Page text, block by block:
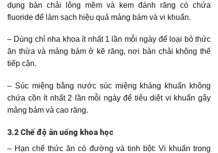
dụng bàn chải lông mềm và kem đánh răng có chứa
fluoride để làm sạch hiệu quả mảng bám và vi khuẩn.
– Dùng chỉ nha khoa ít nhất 1 lần mỗi ngày để loại bỏ thức
ăn thừa và mảng bám ở kẽ răng, nơi bàn chải không thể
tiếp cận.
– Súc miệng bằng nước súc miệng kháng khuẩn không
chứa cồn ít nhất 2 lần mỗi ngày để tiêu diệt vi khuẩn gây
mảng bám và cao răng.
3.2 Chế độ ăn uống khoa học
– Hạn chế thức ăn có đường và tinh bột: Vi khuẩn trong